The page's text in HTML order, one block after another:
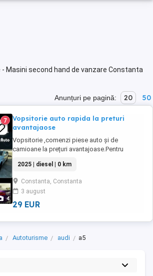
Masini second hand de vanzare Constanta
Anunțuri pe pagină: 20 50
4
7
Vopsitorie auto rapida la preturi
avantajaose
Vopsitorie ,comenzi piese auto și de
camioane la prețuri avantajoase.Pentru
2025 | diesel | 0 km
Constanta, Constanta
3 august
29 EUR
Autoturisme audi a5